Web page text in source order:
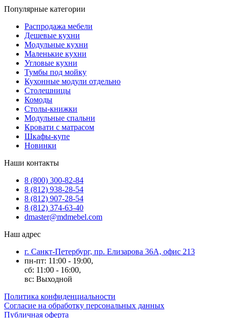
Популярные категории
Распродажа мебели
Дешевые кухни
Модульные кухни
Маленькие кухни
Угловые кухни
Тумбы под мойку
Кухонные модули отдельно
Столешницы
Комоды
Столы-книжки
Модульные спальни
Кровати с матрасом
Шкафы-купе
Новинки
Наши контакты
8 (800) 300-82-84
8 (812) 938-28-54
8 (812) 907-28-54
8 (812) 374-63-40
dmaster@mdmebel.com
Наш адрес
г. Санкт-Петербург, пр. Елизарова 36А, офис 213
пн-пт: 11:00 - 19:00,
сб: 11:00 - 16:00,
вс: Выходной
Политика конфиденциальности
Согласие на обработку персональных данных
Публичная оферта